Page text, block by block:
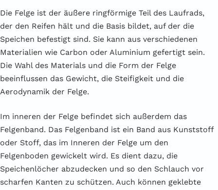
Die Felge ist der äußere ringförmige Teil des Laufrads,
der den Reifen hält und die Basis bildet, auf der die
Speichen befestigt sind. Sie kann aus verschiedenen
Materialien wie Carbon oder Aluminium gefertigt sein.
Die Wahl des Materials und die Form der Felge
beeinflussen das Gewicht, die Steifigkeit und die
Aerodynamik der Felge.
Im inneren der Felge befindet sich außerdem das
Felgenband. Das Felgenband ist ein Band aus Kunststoff
oder Stoff, das im Inneren der Felge um den
Felgenboden gewickelt wird. Es dient dazu, die
Speichenlöcher abzudecken und so den Schlauch vor
scharfen Kanten zu schützen. Auch können geklebte